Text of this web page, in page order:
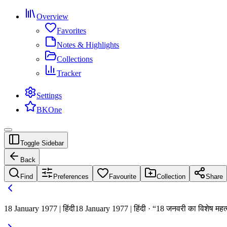
Overview
Favorites
Notes & Highlights
Collections
Tracker
Settings
BKOne
Toggle Sidebar
Back
Find Preferences Favourite Collection Share
18 January 1977 | हिंदी18 January 1977 | हिंदी · “18 जनवरी का विशेष